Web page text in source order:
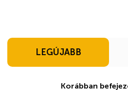
LEGÚJABB
Korábban